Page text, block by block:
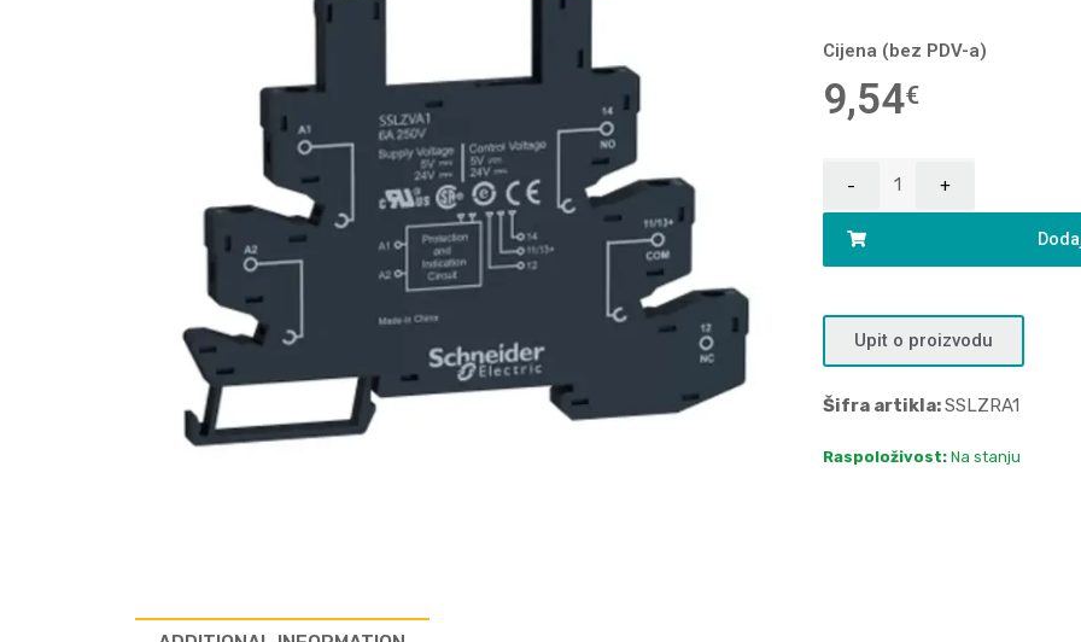
Cijena (bez PDV-a)
9,54€
Upit o proizvodu
Šifra artikla:SSLZRA1
Raspoloživost: Na stanju